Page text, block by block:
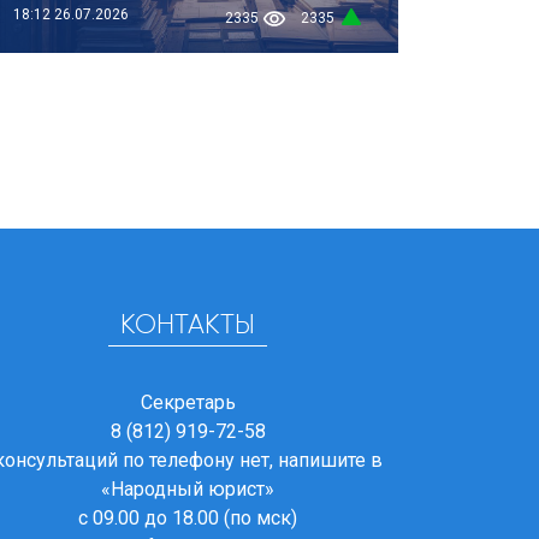
18:12 26.07.2026 2335 2335
КОНТАКТЫ
Секретарь
8 (812) 919-72-58
по телефону нет, напишите в
«Народный юрист»
с 09.00 до 18.00 (по мск)